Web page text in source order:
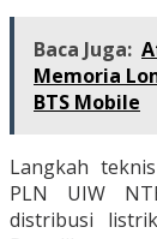
Baca Juga:
Memoria
BTS Mobile
Langkah
PLN UIW
distribusi